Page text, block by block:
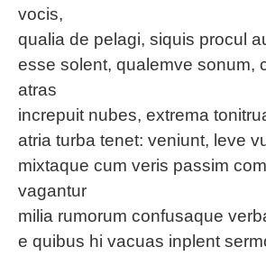
vocis,
qualia de pelagi, siquis procul
esse solent, qualemve sonum,
atras
increpuit nubes, extrema
atria turba tenet: veniunt, leve
mixtaque cum veris passim
vagantur
milia rumorum confusaque
e quibus hi vacuas inplent